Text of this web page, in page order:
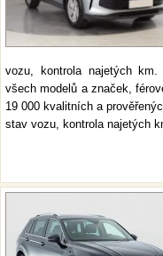
vozu, kontrola najetých
všech modelů a značek,
19 000 kvalitních a
stav vozu, kontrola najetých